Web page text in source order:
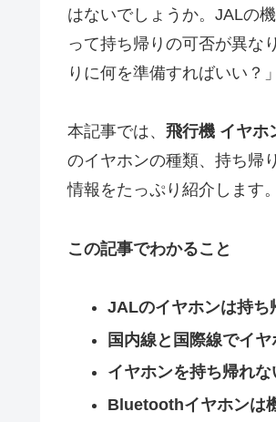
はないでしょうか。JALの
って持ち帰りの可否が異な
りに何を準備すればいい？
本記事では、 飛行機 イヤホ
のイヤホンの種類、持ち帰
情報をたっぷり紹介します。
この記事でわかること
JALのイヤホンは持ち
国内線と国際線でイ
イヤホンを持ち帰れ
Bluetoothイヤホンは